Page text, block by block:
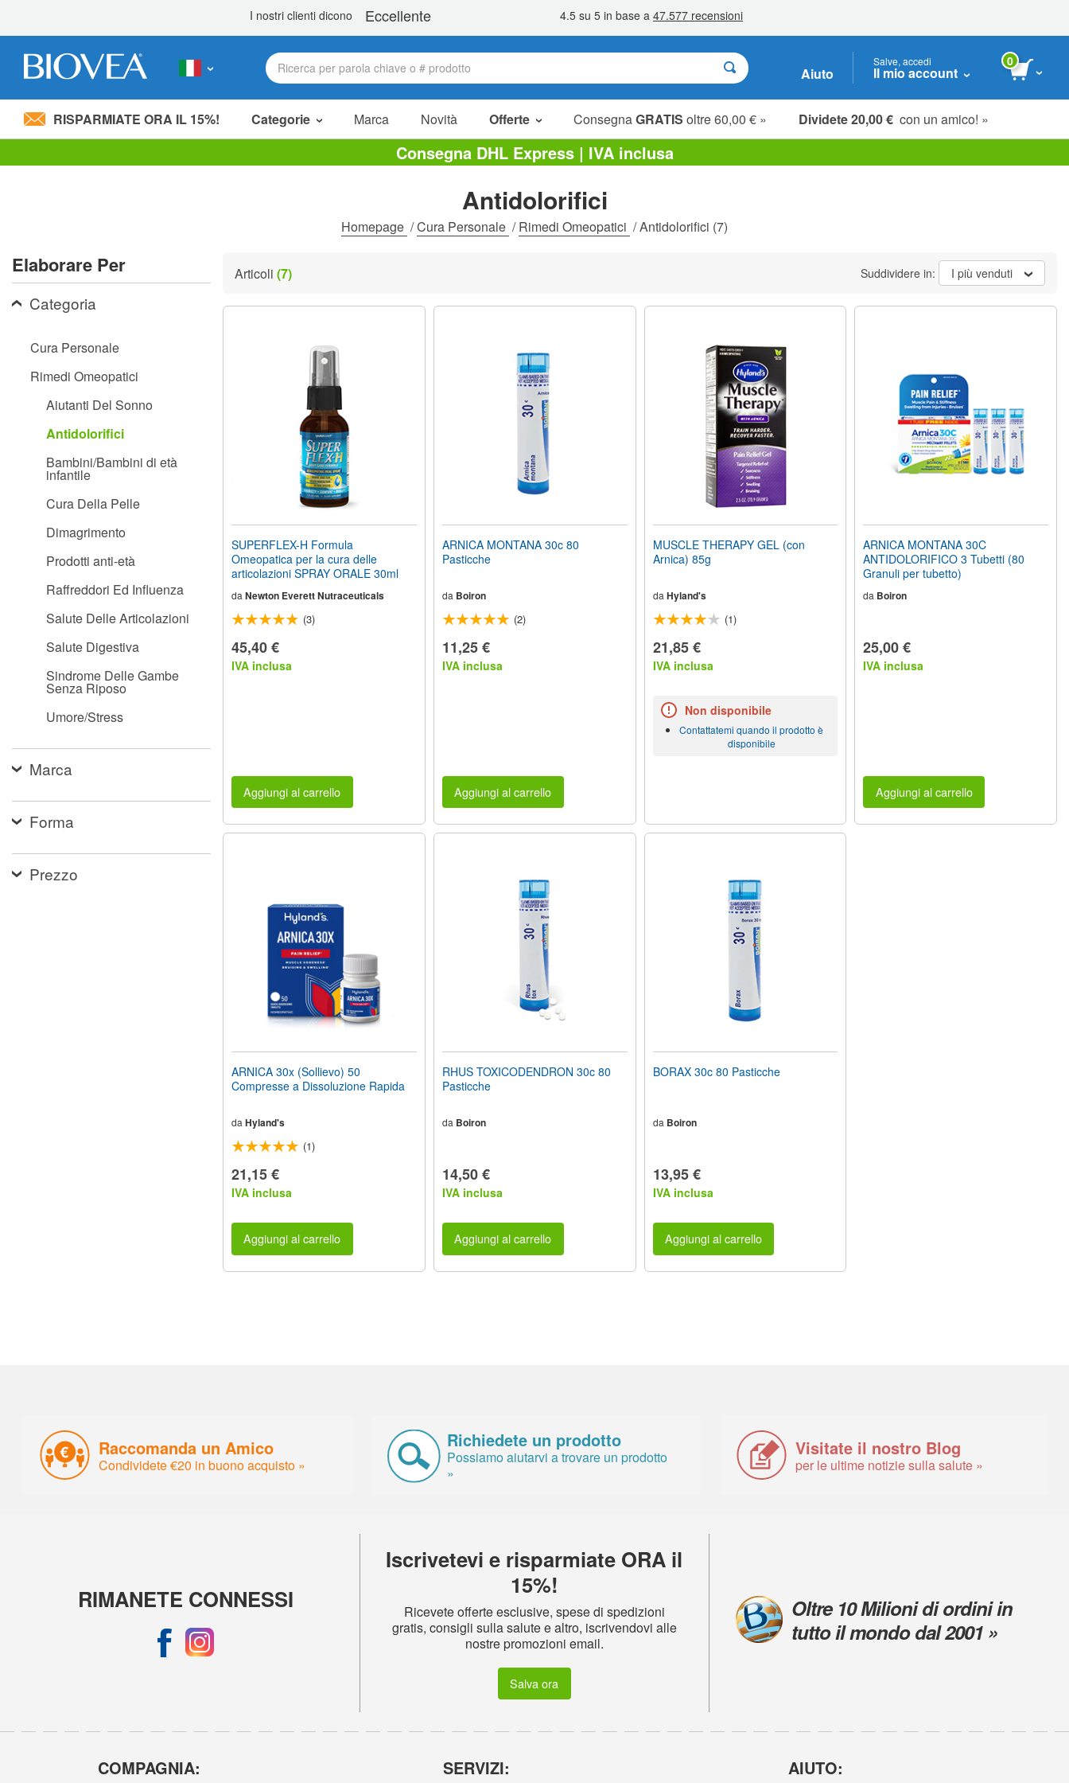
Nota:
accessibilità.
Premi
Control-
adattare
utilizzano
accessibilità.
Aiuto
Salve, accedi
Il mio account
0
RISPARMIATE ORA IL 15%! Categorie Marca Novità Offerte ConsegnaGRATIS oltre 60,00 € » Dividete 20,00 € con un amico! »
Articoli in offerta
Pacchetti
Liquidazione
Consegna DHL Express | IVA inclusa
Antidolorifici
Homepage /Cura Personale /Rimedi Omeopatici /Antidolorifici (7)
Elaborare Per
Categoria
Cura Personale
Rimedi Omeopatici
Aiutanti Del Sonno
Antidolorifici
Bambini/Bambini di età
infantile
Cura Della Pelle
Dimagrimento
Prodotti anti-età
Raffreddori Ed Influenza
Salute Delle Articolazioni
Salute Digestiva
Sindrome Delle Gambe
Senza Riposo
Umore/Stress
Marca
Forma
Prezzo
Articoli (7) Suddividere in: I più venduti
SUPERFLEX-H Formula
Omeopatica per la cura delle
articolazioni SPRAY ORALE 30ml
da Newton Everett Nutraceuticals
(3)
45,40 €
IVA inclusa
Aggiungi al carrello
ARNICA MONTANA 30c 80
Pasticche
da Boiron
(2)
11,25 €
IVA inclusa
Aggiungi al carrello
MUSCLE THERAPY GEL (con
Arnica) 85g
da Hyland's
(1)
21,85 €
IVA inclusa
Non disponibile
Contattatemi quando il prodotto è
disponibile
ARNICA MONTANA 30C
ANTIDOLORIFICO 3 Tubetti (80
Granuli per tubetto)
da Boiron
25,00 €
IVA inclusa
Aggiungi al carrello
ARNICA 30x (Sollievo) 50
Compresse a Dissoluzione Rapida
da Hyland's
(1)
21,15 €
IVA inclusa
Aggiungi al carrello
RHUS TOXICODENDRON 30c 80
Pasticche
da Boiron
14,50 €
IVA inclusa
Aggiungi al carrello
BORAX 30c 80 Pasticche
da Boiron
13,95 €
IVA inclusa
Aggiungi al carrello
Raccomanda un Amico
Condividete €20 in buono acquisto »
Richiedete un prodotto
Possiamo aiutarvi a trovare un prodotto
»
Visitate il nostro Blog
per le ultime notizie sulla salute »
RIMANETE CONNESSI
Iscrivetevi e risparmiate ORA il
15%!
Ricevete offerte esclusive, spese di spedizioni
gratis, consigli sulla salute e altro, iscrivendovi alle
nostre promozioni email.
Salva ora
Oltre 10 Milioni di ordini in
tutto il mondo dal 2001 »
COMPAGNIA: SERVIZI: AIUTO: